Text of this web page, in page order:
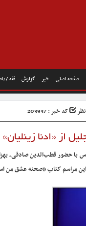
صفحه اصلی خبر گزارش نقد /
کد خبر : 203937
از «ادنا
با حضور قطب‌الدین صادقی،